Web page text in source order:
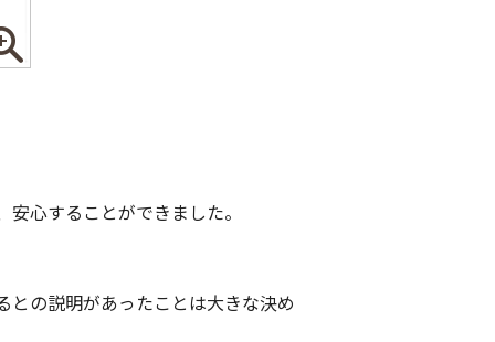
心することができました。
の説明があったことは大きな決め